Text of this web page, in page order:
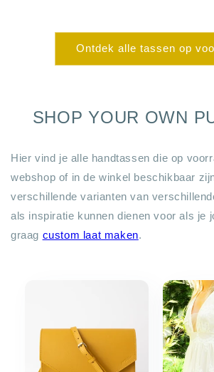
Ontdek alle tassen op
SHOP YOUR OWN
Hier vind je alle handtassen die op
webshop of in de winkel beschikbaar
verschillende varianten van
als inspiratie kunnen dienen voor als je
graag custom laat maken.